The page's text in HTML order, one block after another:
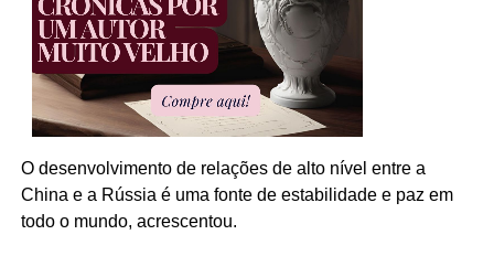
O desenvolvimento de relações de alto nível entre a
China e a Rússia é uma fonte de estabilidade e paz em
todo o mundo, acrescentou.